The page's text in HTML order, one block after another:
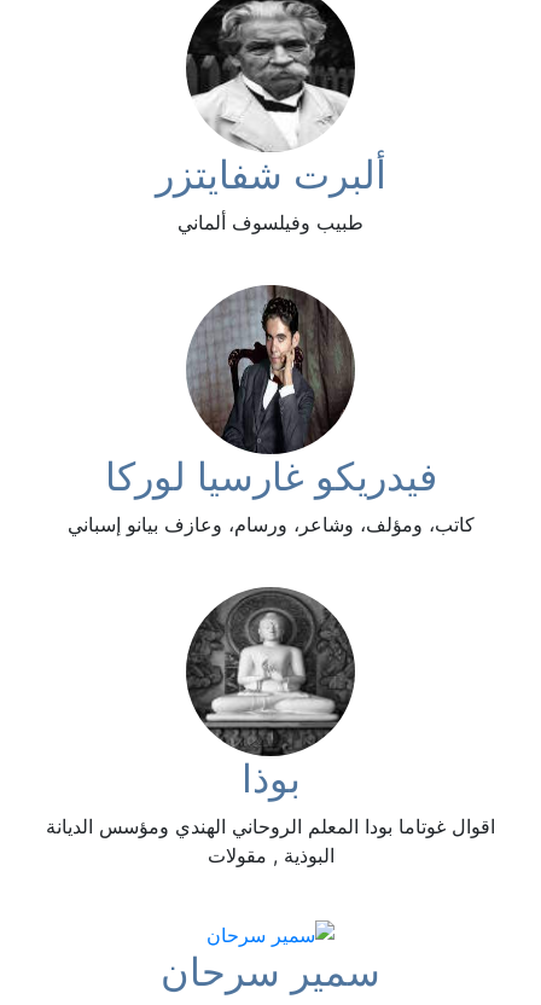
ألبرت شفايتزر
طبيب وفيلسوف ألماني
فيدريكو غارسيا لوركا
كاتب، ومؤلف، وشاعر، ورسام، وعازف بيانو إسباني
بوذا
اقوال غوتاما بودا المعلم الروحاني الهندي ومؤسس الديانة
البوذية , مقولات
سمير سرحان